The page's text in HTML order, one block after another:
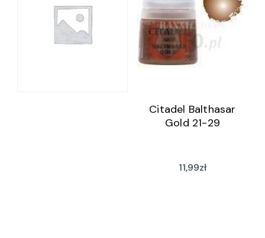
Citadel Balthasar
Gold 21-29
11,99zł